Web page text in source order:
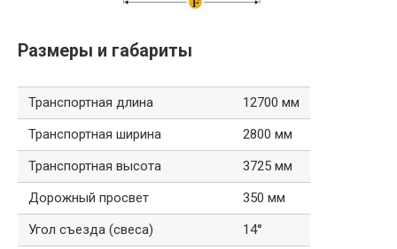
Размеры и габариты
Транспортная длина
12700 мм
Транспортная ширина
2800 мм
Транспортная высота
3725 мм
Дорожный просвет
350 мм
Угол съезда (свеса)
14°